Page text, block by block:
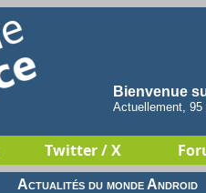
Bienvenue
Actuellement,
Twitter / X
Actualités du monde Android